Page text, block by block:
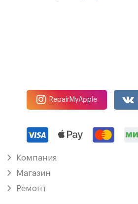
RepairMyApple
Компания
Магазин
Ремонт